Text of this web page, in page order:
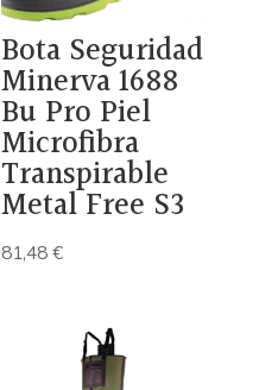
Bota Seguridad
Minerva 1688
Bu Pro Piel
Microfibra
Transpirable
Metal Free S3
81,48€